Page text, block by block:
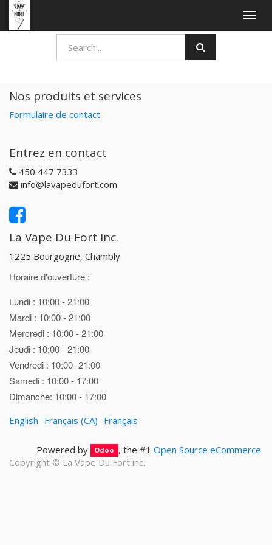
Nos produits et services
Formulaire de contact
Entrez en contact
450 447 7333
info@lavapedufort.com
La Vape Du Fort inc.
1225 Bourgogne, Chambly
Horaire d'ouverture :
Lundi : 10:00 - 21:00
Mardi : 10:00 - 21:00
Mercredi : 10:00 - 21:00
Jeudi : 10:00 - 21:00
Vendredi : 10:00 -21:00
Samedi : 10:00 - 17:00
Dimanche: 10:00 - 17:00
English Français (CA) Français
Powered by Odoo , the #1 Open Source eCommerce.
Copyright © La Vape Du Fort inc.